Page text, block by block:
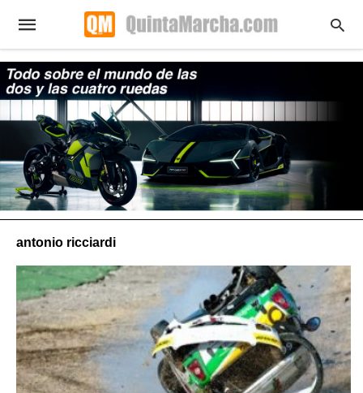
antonio ricciardi